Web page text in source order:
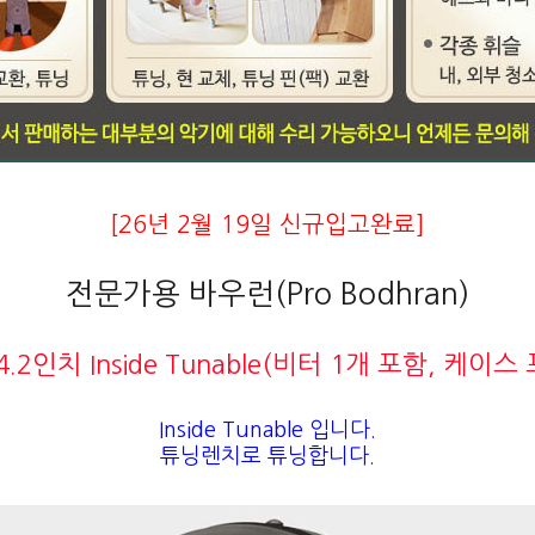
[26년 2월 19일 신규입고완료]
전문가용 바우런(Pro Bodhran)
인치 Inside Tunable(비터 1개 포함, 케이스
Inside Tunable 입니다.
튜닝렌치 로 튜닝합니다.